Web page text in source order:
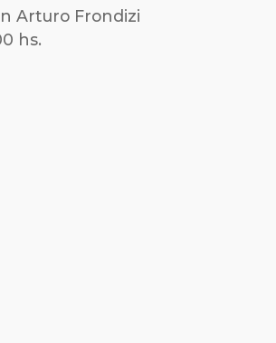
Arturo Frondizi
hs.